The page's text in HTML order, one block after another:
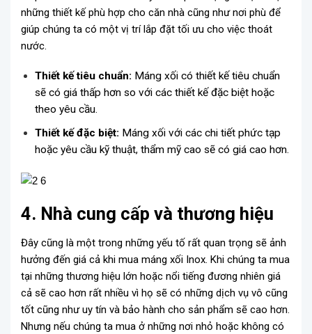
những thiết kế phù hợp cho căn nhà cũng như nơi phù để
giúp chúng ta có một vị trí lắp đặt tối ưu cho việc thoát
nước.
Thiết kế tiêu chuẩn: Máng xối có thiết kế tiêu chuẩn
sẽ có giá thấp hơn so với các thiết kế đặc biệt hoặc
theo yêu cầu.
Thiết kế đặc biệt: Máng xối với các chi tiết phức tạp
hoặc yêu cầu kỹ thuật, thẩm mỹ cao sẽ có giá cao hơn.
4. Nhà cung cấp và thương hiệu
Đây cũng là một trong những yếu tố rất quan trọng sẽ ảnh
hưởng đến giá cả khi mua máng xối Inox. Khi chúng ta mua
tại những thương hiệu lớn hoặc nổi tiếng đương nhiên giá
cả sẽ cao hơn rất nhiều vì họ sẽ có những dịch vụ vô cũng
tốt cũng như uy tín và bảo hành cho sản phẩm sẽ cao hơn.
Nhưng nếu chúng ta mua ở những nơi nhỏ hoặc không có